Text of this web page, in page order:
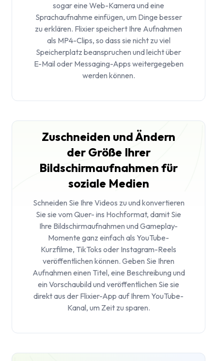
sogar eine Web-Kamera und eine
Sprachaufnahme einfügen, um Dinge besser
zu erklären. Flixier speichert Ihre Aufnahmen
als MP4-Clips, so dass sie nicht zu viel
Speicherplatz beanspruchen und leicht über
E-Mail oder Messaging-Apps weitergegeben
werden können.
Zuschneiden und Ändern
der Größe Ihrer
Bildschirmaufnahmen für
soziale Medien
Schneiden Sie Ihre Videos zu und konvertieren
Sie sie vom Quer- ins Hochformat, damit Sie
Ihre Bildschirmaufnahmen und Gameplay-
Momente ganz einfach als YouTube-
Kurzfilme, TikToks oder Instagram-Reels
veröffentlichen können. Geben Sie Ihren
Aufnahmen einen Titel, eine Beschreibung und
ein Vorschaubild und veröffentlichen Sie sie
direkt aus der Flixier-App auf Ihrem YouTube-
Kanal, um Zeit zu sparen.